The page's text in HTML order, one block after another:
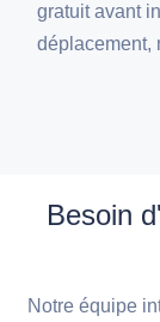
gratuit avant
déplacement,
Besoin
Notre équipe